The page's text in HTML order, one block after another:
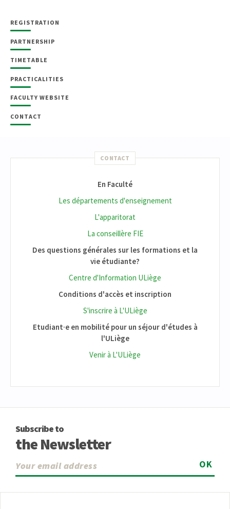
REGISTRATION
PARTNERSHIP
TIMETABLE
PRACTICALITIES
FACULTY WEBSITE
CONTACT
CONTACT
En Faculté
Les départements d'enseignement
L'apparitorat
La conseillère FIE
Des questions générales sur les formations et la
vie étudiante?
Centre d'Information ULiège
Conditions d'accès et inscription
S'inscrire à L'ULiège
Etudiant·e en mobilité pour un séjour d'études à
l'ULiège
Venir à L'ULiège
Subscribe to
the Newsletter
OK